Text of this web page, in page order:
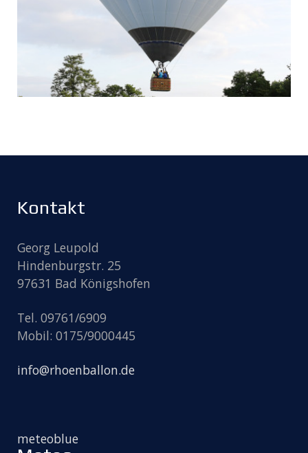
Kontakt
Georg Leupold
Hindenburgstr. 25
97631 Bad Königshofen
Tel. 09761/6909
Mobil: 0175/9000445
info@rhoenballon.de
meteoblue